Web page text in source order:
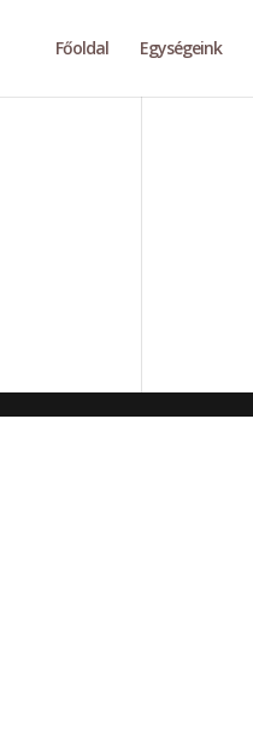
Főoldal Egységeink